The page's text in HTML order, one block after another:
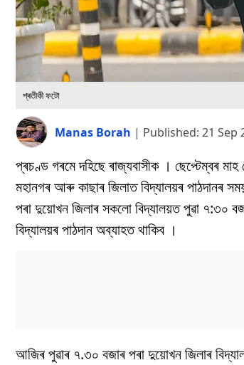
প্ৰতীকী ফটো
Manas Borah | Published: 21 Sep
প্ৰচণ্ড গৰমে দহিছে ৰাজ্যবাসীক । ছেপ্টেম্বৰ
মহানগৰ আৰু কাছাৰ জিলাত বিদ্যালয়ৰ পাঠদানৰ
পৰা দুয়োখন জিলাৰ সকলো বিদ্যালয়ত পুৱা ৭:৩০
বিদ্যালয়ৰ পাঠদান অব্যাহত থাকিব ।
আজিৰ পুৱাৰ ৭.৩০ বজাৰ পৰা দুয়োখন জিলাৰ